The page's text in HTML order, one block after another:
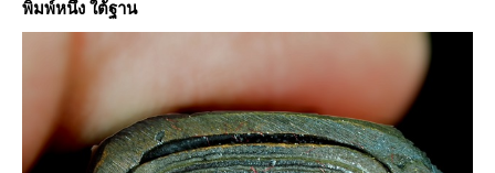
พิมพ์หนึ่ง ใต้ฐาน